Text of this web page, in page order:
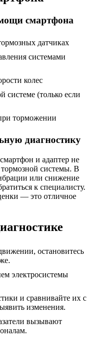
смартфона
датчиках
системами
колес
системе (только если
торможении
диагностику
и адаптер не
системы. В
или снижение
к специалисту.
— это отличное
остановитесь
электросистемы
и сравнивайте их с
изменения.
вызывают